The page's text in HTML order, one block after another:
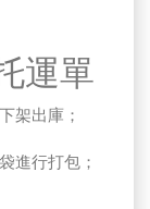
運單
架出庫；
進行打包；